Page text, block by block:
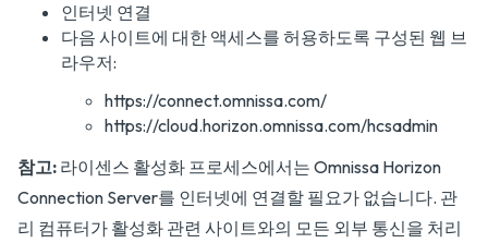
인터넷 연결
다음 사이트에 대한 액세스를 허용하도록 구성된 웹 브
라우저:
https://connect.omnissa.com/
https://cloud.horizon.omnissa.com/hcsadmin
참고: 라이센스 활성화 프로세스에서는 Omnissa Horizon
Connection Server를 인터넷에 연결할 필요가 없습니다. 관
리 컴퓨터가 활성화 관련 사이트와의 모든 외부 통신을 처리